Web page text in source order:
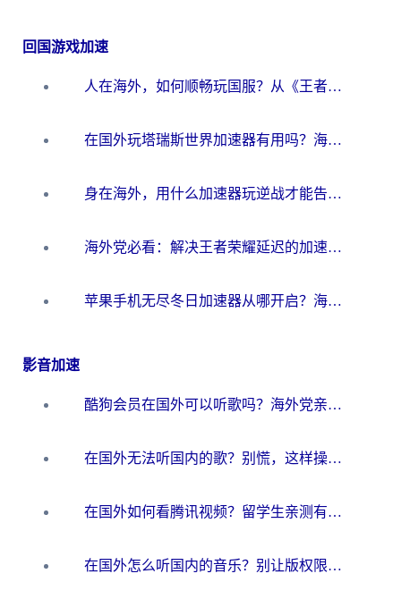
回国游戏加速
人在海外，如何顺畅玩国服？从《王者荣耀》到《云图计划》的加速器终极指南
在国外玩塔瑞斯世界加速器有用吗？海外玩家亲测后的真实答案
身在海外，用什么加速器玩逆战才能告别延迟？
海外党必看：解决王者荣耀延迟的加速器终极指南——从EVE到猫和老鼠，一个工具全搞定
苹果手机无尽冬日加速器从哪开启？海外玩家的冬日生存指南
影音加速
酷狗会员在国外可以听歌吗？海外党亲测有效：3步解决音乐权限难题
在国外无法听国内的歌？别慌，这样操作就能畅听QQ音乐（附亲测加速器推荐）
在国外如何看腾讯视频？留学生亲测有效的回国加速方案
在国外怎么听国内的音乐？别让版权限制断了你的华语歌单